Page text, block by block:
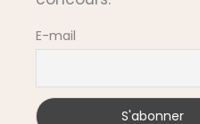
E-mail